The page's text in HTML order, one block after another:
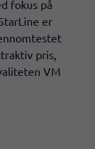
fokus på
er
pris,
VM